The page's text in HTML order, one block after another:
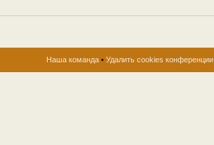
Наша команда • Удалить cookies конференции